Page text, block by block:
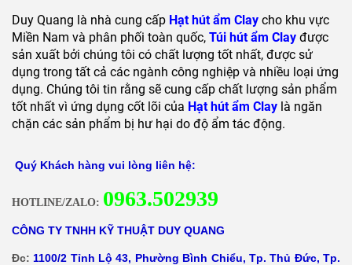
Duy Quang là nhà cung cấp Hạt hút ẩm Clay cho khu vực
Miền Nam và phân phối toàn quốc, Túi hút ẩm Clay được
sản xuất bởi chúng tôi có chất lượng tốt nhất, được sử
dụng trong tất cả các ngành công nghiệp và nhiều loại ứng
dụng. Chúng tôi tin rằng sẽ cung cấp chất lượng sản phẩm
tốt nhất vì ứng dụng cốt lõi của Hạt hút ẩm Clay là ngăn
chặn các sản phẩm bị hư hại do độ ẩm tác động.
Quý Khách hàng vui lòng liên hệ:
HOTLINE/ZALO: 0963.502939
CÔNG TY TNHH KỸ THUẬT DUY QUANG
Đc: 1100/2 Tỉnh Lộ 43, Phường Bình Chiểu, Tp. Thủ Đức, Tp.